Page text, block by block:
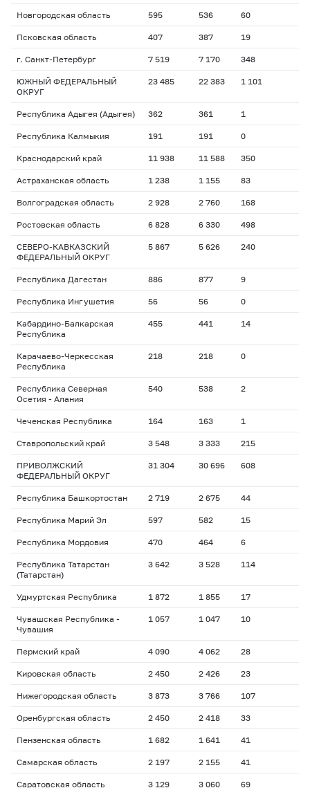
Новгородская область 595 536 60
Псковская область 407 387 19
г. Санкт-Петербург 7 519 7 170 348
ЮЖНЫЙ ФЕДЕРАЛЬНЫЙ
ОКРУГ
23 485 22 383 1 101
Республика Адыгея (Адыгея) 362 361 1
Республика Калмыкия 191 191 0
Краснодарский край 11 938 11 588 350
Астраханская область 1 238 1 155 83
Волгоградская область 2 928 2 760 168
Ростовская область 6 828 6 330 498
СЕВЕРО-КАВКАЗСКИЙ
ФЕДЕРАЛЬНЫЙ ОКРУГ
5 867 5 626 240
Республика Дагестан 886 877 9
Республика Ингушетия 56 56 0
Кабардино-Балкарская
Республика
455 441 14
Карачаево-Черкесская
Республика
218 218 0
Республика Северная
Осетия - Алания
540 538 2
Чеченская Республика 164 163 1
Ставропольский край 3 548 3 333 215
ПРИВОЛЖСКИЙ
ФЕДЕРАЛЬНЫЙ ОКРУГ
31 304 30 696 608
Республика Башкортостан 2 719 2 675 44
Республика Марий Эл 597 582 15
Республика Мордовия 470 464 6
Республика Татарстан
(Татарстан)
3 642 3 528 114
Удмуртская Республика 1 872 1 855 17
Чувашская Республика -
Чувашия
1 057 1 047 10
Пермский край 4 090 4 062 28
Кировская область 2 450 2 426 23
Нижегородская область 3 873 3 766 107
Оренбургская область 2 450 2 418 33
Пензенская область 1 682 1 641 41
Самарская область 2 197 2 155 41
Саратовская область 3 129 3 060 69